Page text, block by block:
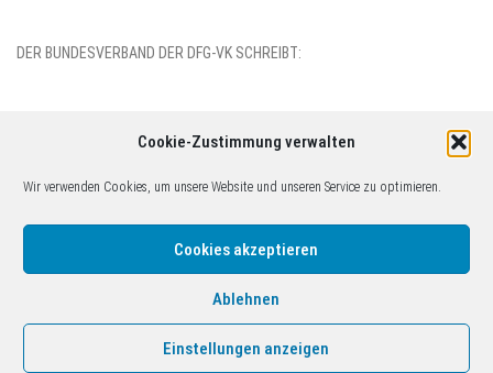
Cookie-Zustimmung verwalten
Wir verwenden Cookies, um unsere Website und unseren Service zu optimieren.
Cookies akzeptieren
Ablehnen
Einstellungen anzeigen
DER BUNDESVERBAND DER DFG-VK SCHREIBT:
Tophoven c/o Friedensbildungswerk Köln, Obenmarspforten 7-11,
50667 Köln, kontakt@friedenkoeln.de. Bitte Haftungsausschluss
beachten!